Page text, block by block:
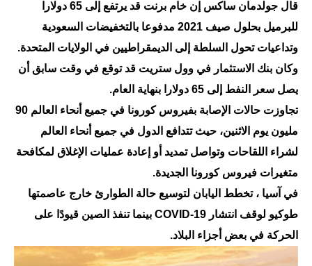
المرحلة الاعدادية
مرشحات
المرحلة الابتدائية
المرحلة المتوسطة
المرحلة الاعدادية
المرحلة الابتدائية
المرحلة المتوسطة
قال جولدمان ساكس إن خام برنت قد يرتفع إلى 65 دولارا
للبرميل بحلول صيف 2021 مدفوعا بالتخفيضات السعودية
وتداعيات تحول السلطة إلى الديمقراطيين في الولايات المتحدة.
وكان بنك الاستثمار في وول ستريت قد توقع في وقت سابق أن
يصل سعر النفط إلى 65 دولارا بنهاية العام.
تجاوزت حالات الإصابة بفيروس كورونا في جميع أنحاء العالم 90
مليون يوم الاثنين، حيث تتدافع الدول في جميع أنحاء العالم
لشراء اللقاحات وتواصل تمديد أو إعادة عمليات الإغلاق لمكافحة
متغيرات فيروس كورونا الجديدة.
في آسيا ، تخطط اليابان لتوسيع حالة الطوارئ خارج عاصمتها
طوكيو لوقف انتشار COVID-19 بينما تنفذ الصين قيودًا على
الحركة في بعض أجزاء البلاد.